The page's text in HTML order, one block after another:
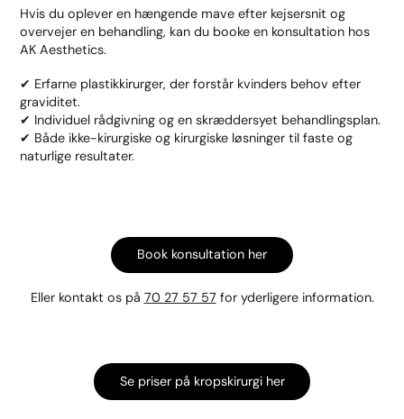
Hvis du oplever en hængende mave efter kejsersnit og
overvejer en behandling, kan du booke en konsultation hos
AK Aesthetics.
✔ Erfarne plastikkirurger, der forstår kvinders behov efter
graviditet.
✔ Individuel rådgivning og en skræddersyet behandlingsplan.
✔ Både ikke-kirurgiske og kirurgiske løsninger til faste og
naturlige resultater.
Book konsultation her
Eller kontakt os på 70 27 57 57for yderligere information.
Se priser på kropskirurgi her